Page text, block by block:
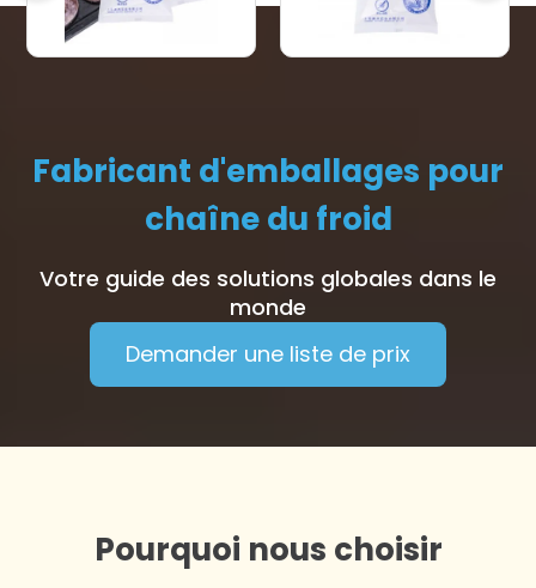
Fabricant d'emballages pour
chaîne du froid
Votre guide des solutions globales dans le
monde
Demander une liste de prix
Pourquoi nous choisir